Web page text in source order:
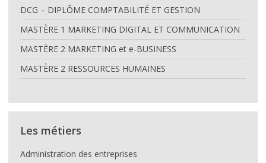
DCG – DIPLÔME COMPTABILITÉ ET GESTION
MASTÈRE 1 MARKETING DIGITAL ET COMMUNICATION
MASTÈRE 2 MARKETING et e-BUSINESS
MASTÈRE 2 RESSOURCES HUMAINES
Les métiers
Administration des entreprises